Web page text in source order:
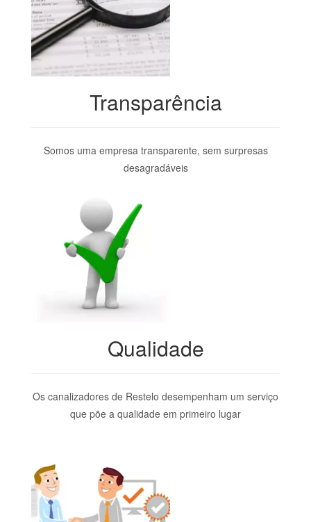
Transparência
Somos uma empresa transparente, sem surpresas
desagradáveis
Qualidade
Os canalizadores de Restelo desempenham um serviço
que põe a qualidade em primeiro lugar